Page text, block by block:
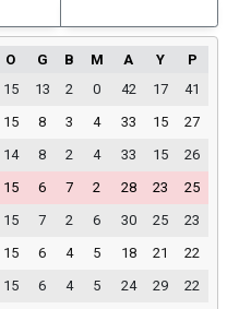
O G B M A Y
P
15 13 2 0 42 17
41
15 8 3 4 33 15
27
14 8 2 4 33 15
26
15 6 7 2 28 23
25
15 7 2 6 30 25
23
15 6 4 5 18 21
22
15 6 4 5 24 29
22